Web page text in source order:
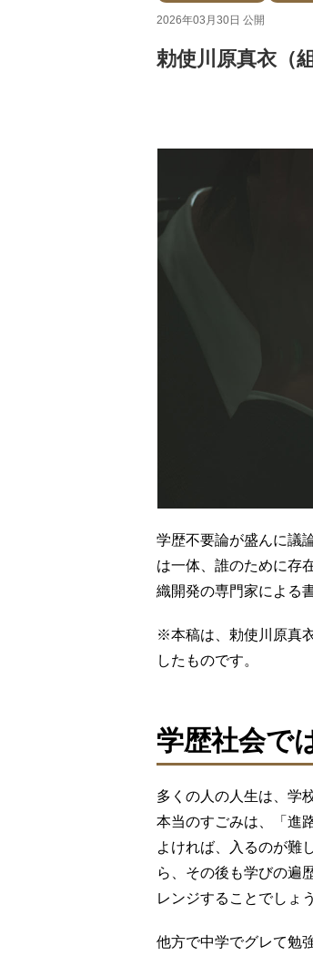
2026年03月30日 公開
勅使川原真衣（
学歴不要論が盛んに議
は一体、誰のために存
織開発の専門家による
※本稿は、勅使川原真
したものです。
学歴社会で
多くの人の人生は、学
本当のすごみは、「進
よければ、入るのが難
ら、その後も学びの遍
レンジすることでしょう
他方で中学でグレて勉